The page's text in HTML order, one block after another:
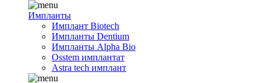
Импланты
Имплант Biotech
Импланты Dentium
Импланты Alpha Bio
Osstem имплантат
Astra tech имплант